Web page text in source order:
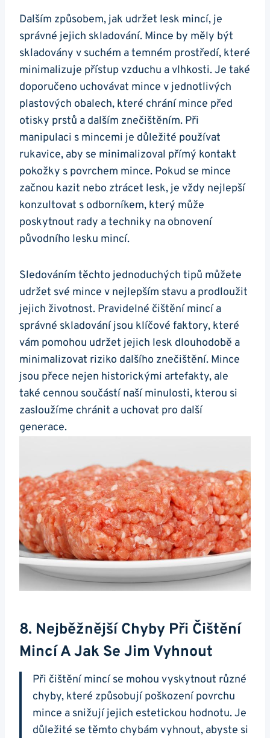
Dalším způsobem, jak udržet lesk ​mincí, je
správné jejich skladování. Mince by ⁤měly být
skladovány v suchém⁤ a‍ temném prostředí, které
minimalizuje​ přístup vzduchu a vlhkosti. Je také
doporučeno uchovávat mince v jednotlivých
plastových obalech, které chrání mince před
otisky prstů‍ a dalším znečištěním. Při
manipulaci⁢ s mincemi je důležité používat
rukavice, aby se minimalizoval přímý kontakt
pokožky s ⁣povrchem mince. Pokud se mince
začnou kazit nebo ztrácet lesk, je vždy nejlepší
konzultovat s‍ odborníkem, který může
poskytnout rady a techniky na ⁤obnovení
původního lesku mincí.
Sledováním těchto ​jednoduchých tipů můžete⁤
udržet​ své ⁤mince v nejlepším stavu a prodloužit
jejich ‍životnost.​ Pravidelné čištění‍ mincí a
správné skladování⁢ jsou klíčové faktory, které
vám pomohou udržet ⁤jejich lesk ‌dlouhodobě a
minimalizovat riziko dalšího znečištění. ⁢Mince
jsou přece nejen historickými artefakty, ale
také ​cennou součástí naší minulosti, kterou si
zasloužíme chránit a uchovat pro další
generace.
8. Nejběžnější Chyby‌ Při Čištění
Mincí⁤ A Jak Se Jim Vyhnout
Při čištění‍ mincí se mohou vyskytnout různé
chyby,‌ které způsobují poškození povrchu⁣
mince ‍a‌ snižují jejich‌ estetickou hodnotu. Je
důležité se⁢ těmto chybám‌ vyhnout, ⁣abyste si